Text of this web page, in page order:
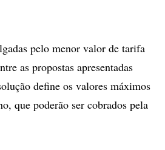
pelo menor valor de tarifa
as propostas apresentadas
define os valores máximos
que poderão ser cobrados pela